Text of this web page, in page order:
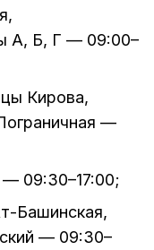
А, Б, Г — 09:00–
Кирова,
—
09:30–17:00;
Башинская,
— 09:30–